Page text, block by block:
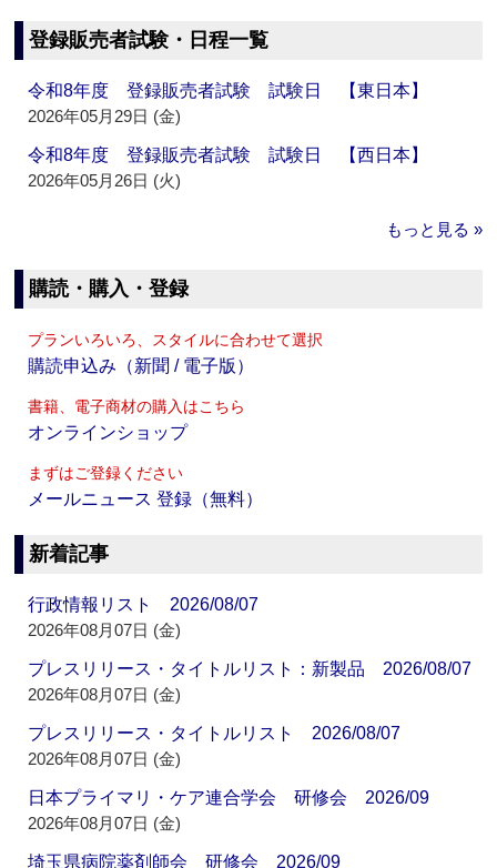
登録販売者試験・日程一覧
令和8年度 登録販売者試験 試験日 【東日本】
2026年05月29日 (金)
令和8年度 登録販売者試験 試験日 【西日本】
2026年05月26日 (火)
もっと見る »
購読・購入・登録
プランいろいろ、スタイルに合わせて選択
購読申込み（新聞 / 電子版）
書籍、電子商材の購入はこちら
オンラインショップ
まずはご登録ください
メールニュース 登録（無料）
新着記事
行政情報リスト 2026/08/07
2026年08月07日 (金)
プレスリリース・タイトルリスト：新製品 2026/08/07
2026年08月07日 (金)
プレスリリース・タイトルリスト 2026/08/07
2026年08月07日 (金)
日本プライマリ・ケア連合学会 研修会 2026/09
2026年08月07日 (金)
埼玉県病院薬剤師会 研修会 2026/09